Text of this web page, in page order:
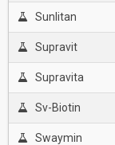
Sunlitan
Supravit
Supravita
Sv-Biotin
Swaymin